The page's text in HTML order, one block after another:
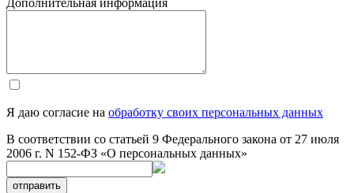
Дополнительная информация
Я даю согласие на обработку своих персональных данных
В соответствии со статьей 9 Федерального закона от 27 июля
2006 г. N 152-ФЗ «О персональных данных»
отправить